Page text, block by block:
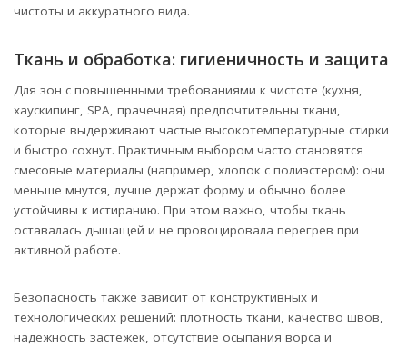
чистоты и аккуратного вида.
Ткань и обработка: гигиеничность и защита
Для зон с повышенными требованиями к чистоте (кухня,
хаускипинг, SPA, прачечная) предпочтительны ткани,
которые выдерживают частые высокотемпературные стирки
и быстро сохнут. Практичным выбором часто становятся
смесовые материалы (например, хлопок с полиэстером): они
меньше мнутся, лучше держат форму и обычно более
устойчивы к истиранию. При этом важно, чтобы ткань
оставалась дышащей и не провоцировала перегрев при
активной работе.
Безопасность также зависит от конструктивных и
технологических решений: плотность ткани, качество швов,
надежность застежек, отсутствие осыпания ворса и